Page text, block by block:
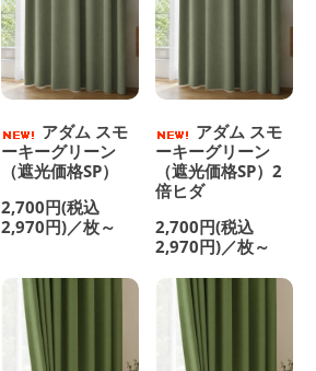
アダム スモ
ーキーグリーン
（遮光価格SP）
2,700円(税込
2,970円)／枚～
アダム スモ
ーキーグリーン
（遮光価格SP）2
倍ヒダ
2,700円(税込
2,970円)／枚～